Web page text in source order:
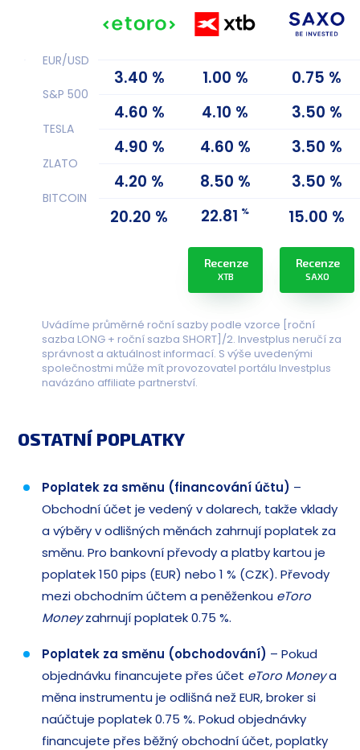
EUR/USD
3.40 % 1.00 % 0.75 %
S&P 500
4.60 % 4.10 % 3.50 %
TESLA
4.90 % 4.60 % 3.50 %
ZLATO
4.20 % 8.50 % 3.50 %
BITCOIN
20.20 % 22.81 % 15.00 %
Recenze
XTB
Recenze
SAXO
Uvádíme průměrné roční sazby podle vzorce [roční
sazba LONG + roční sazba SHORT]/2. Investplus neručí za
správnost a aktuálnost informací. S výše uvedenými
společnostmi může mít provozovatel portálu Investplus
navázáno affiliate partnerství.
OSTATNÍ POPLATKY
Poplatek za směnu (financování účtu) –
Obchodní účet je vedený v dolarech, takže vklady
a výběry v odlišných měnách zahrnují poplatek za
směnu. Pro bankovní převody a platby kartou je
poplatek 150 pips (EUR) nebo 1 % (CZK). Převody
mezi obchodním účtem a peněženkou eToro
Moneyzahrnují poplatek 0.75 %.
Poplatek za směnu (obchodování) – Pokud
objednávku financujete přes účet eToro Moneya
měna instrumentu je odlišná než EUR, broker si
naúčtuje poplatek 0.75 %. Pokud objednávky
financujete přes běžný obchodní účet, poplatky